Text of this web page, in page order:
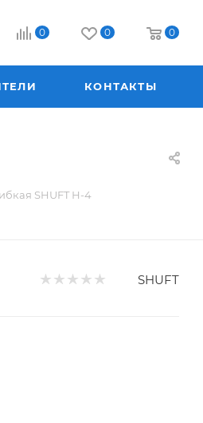
0 0 0
КОНТАКТЫ
SHUFT Н-4
SHUFT